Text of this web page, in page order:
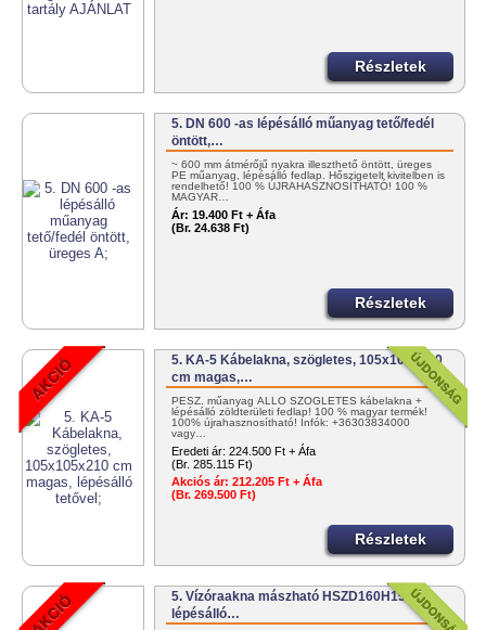
Részletek
5. DN 600 -as lépésálló műanyag tető/fedél
öntött,…
~ 600 mm átmérőjű nyakra illeszthető öntött, üreges
PE műanyag, lépésálló fedlap. Hőszigetelt kivitelben is
rendelhető! 100 % ÚJRAHASZNOSÍTHATÓ! 100 %
MAGYAR…
Ár: 19.400 Ft + Áfa
(Br. 24.638 Ft)
Részletek
5. KA-5 Kábelakna, szögletes, 105x105x210
cm magas,…
PESZ. műanyag ÁLLÓ SZÖGLETES kábelakna +
lépésálló zöldterületi fedlap! 100 % magyar termék!
100% újrahasznosítható! Infók: +36303834000
vagy…
Eredeti ár: 224.500 Ft + Áfa
(Br. 285.115 Ft)
Akciós ár: 212.205 Ft + Áfa
(Br. 269.500 Ft)
Részletek
5. Vízóraakna mászható HSZD160H155,
lépésálló…